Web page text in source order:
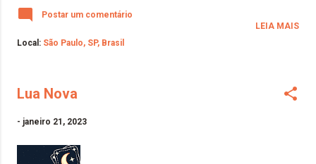
Postar um comentário
Local: São Paulo, SP, Brasil
LEIA MAIS
Lua Nova
- janeiro 21, 2023